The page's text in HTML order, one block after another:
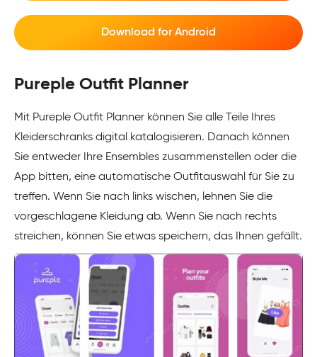
Download for Android
Pureple Outfit Planner
Mit Pureple Outfit Planner können Sie alle Teile Ihres
Kleiderschranks digital katalogisieren. Danach können
Sie entweder Ihre Ensembles zusammenstellen oder die
App bitten, eine automatische Outfitauswahl für Sie zu
treffen. Wenn Sie nach links wischen, lehnen Sie die
vorgeschlagene Kleidung ab. Wenn Sie nach rechts
streichen, können Sie etwas speichern, das Ihnen gefällt.